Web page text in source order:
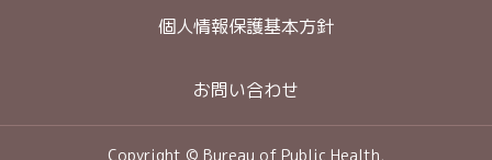
個人情報保護基本方針
お問い合わせ
Copyright © Bureau of Public Health,